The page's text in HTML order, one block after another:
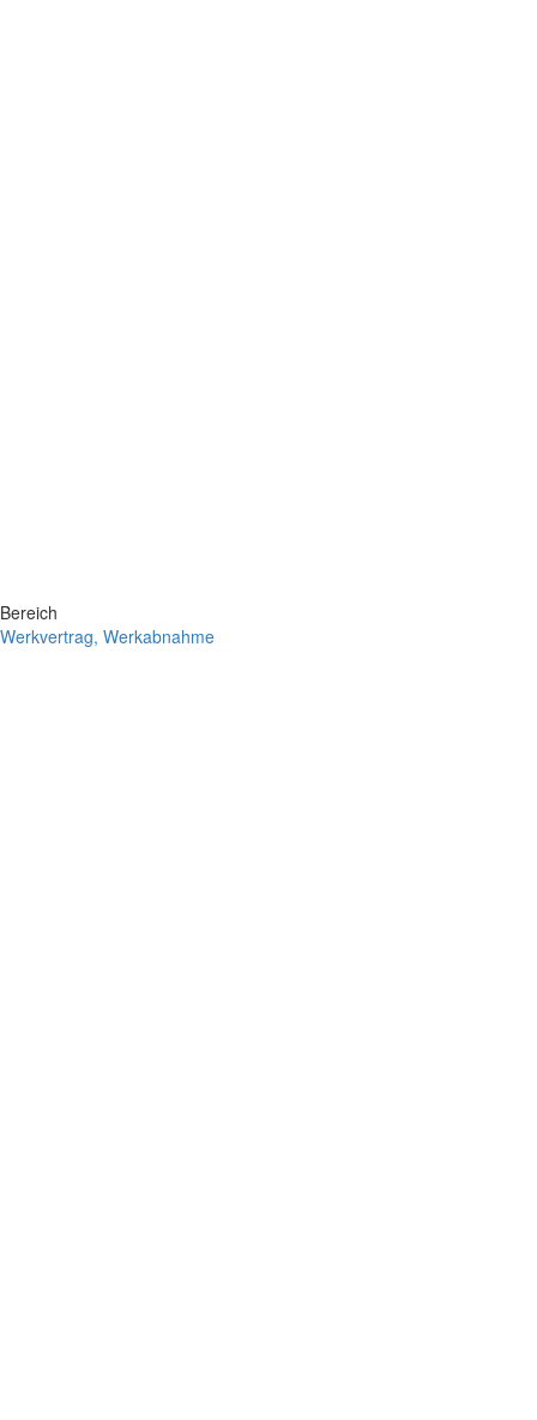
Bereich
Werkvertrag, Werkabnahme